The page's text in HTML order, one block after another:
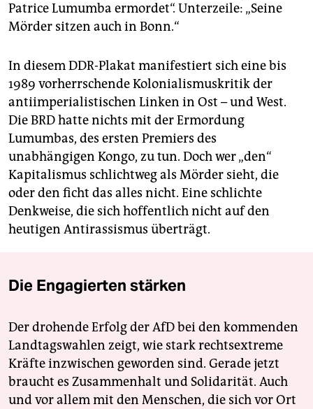
Patrice Lumumba ermordet“. Unterzeile: „Seine
Mörder sitzen auch in Bonn.“
In diesem DDR-Plakat manifestiert sich eine bis
1989 vorherrschende Kolonialismuskritik der
antiimperialistischen Linken in Ost – und West.
Die BRD hatte nichts mit der Ermordung
Lumumbas, des ersten Premiers des
unabhängigen Kongo, zu tun. Doch wer „den“
Kapitalismus schlichtweg als Mörder sieht, die
oder den ficht das alles nicht. Eine schlichte
Denkweise, die sich hoffentlich nicht auf den
heutigen Antirassismus überträgt.
Die Engagierten stärken
Der drohende Erfolg der AfD bei den kommenden
Landtagswahlen zeigt, wie stark rechtsextreme
Kräfte inzwischen geworden sind. Gerade jetzt
braucht es Zusammenhalt und Solidarität. Auch
und vor allem mit den Menschen, die sich vor Ort